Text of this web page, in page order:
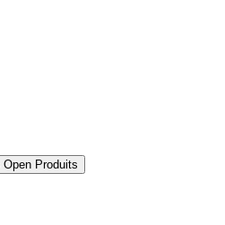
Open Produits